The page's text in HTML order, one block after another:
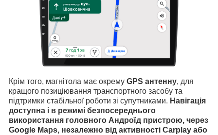
Крім того, магнітола має окрему GPS антенну, для
кращого позиціювання транспортного засобу та
підтримки стабільної роботи зі супутниками. Навігація
доступна і в режимі безпосереднього
використання головного Андроїд пристрою, через
Google Maps, незалежно від активності Carplay або